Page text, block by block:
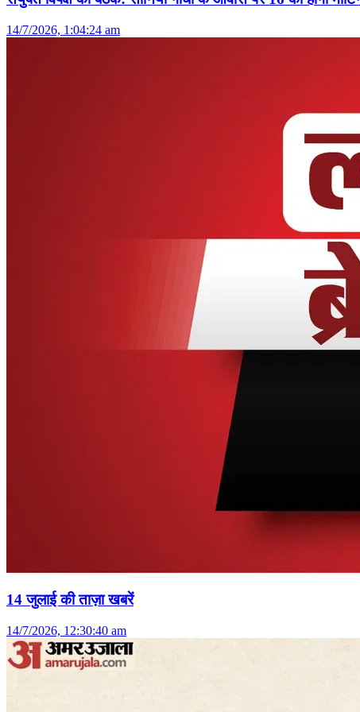
14/7/2026, 1:04:24 am
14 जुलाई की ताज़ा खबरें
14/7/2026, 12:30:40 am